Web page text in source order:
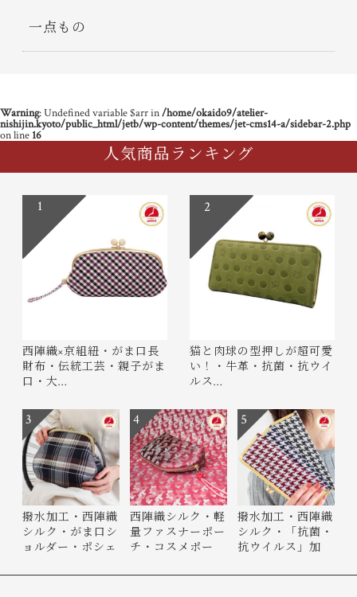
一点もの
Warning: Undefined variable $arr in/home/okaido9/atelier-
nishijin.kyoto/public_html/jetb/wp-content/themes/jet-cms14-a/sidebar-2.php
on line 16
人気商品ランキング
西陣織×京組紐・がま口長
財布・伝統工芸・親子がま
口・大…
1
猫と肉球の型押しが超可愛
い！・牛革・抗菌・抗ウイ
ルス…
2
撥水加工・西陣織
シルク・がま口シ
ョルダー・ポシェ
3
西陣織シルク・軽
量ファスナーポー
チ・コスメポー
4
撥水加工・西陣織
シルク・「抗菌・
抗ウイルス」加
5